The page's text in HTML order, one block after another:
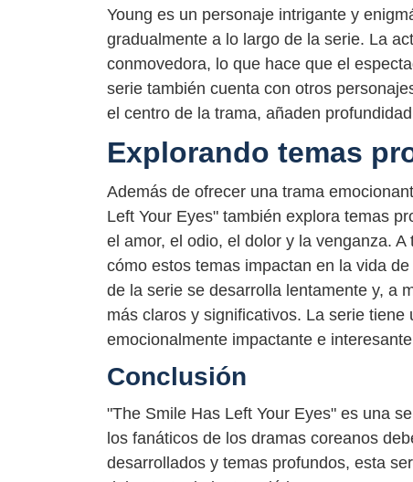
Young es un personaje intrigante y
gradualmente a lo largo de la serie. La
conmovedora, lo que hace que el
serie también cuenta con otros
el centro de la trama, añaden
Explorando temas
Además de ofrecer una trama
Left Your Eyes" también explora temas
el amor, el odio, el dolor y la venganza.
cómo estos temas impactan en la vida
de la serie se desarrolla lentamente y, a
más claros y significativos. La serie
emocionalmente impactante e
Conclusión
"The Smile Has Left Your Eyes" es una
los fanáticos de los dramas coreanos
desarrollados y temas profundos, esta